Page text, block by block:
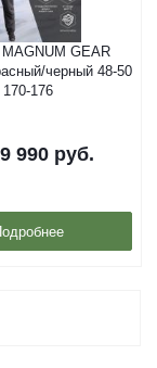
GEAR
черный 48-50
170-176
990 руб.